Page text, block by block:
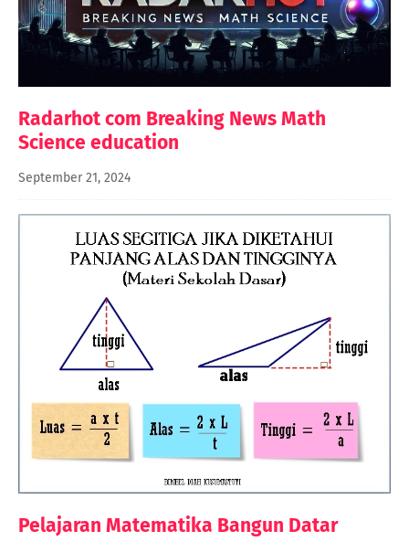
Radarhot com Breaking News Math
Science education
September 21, 2024
Pelajaran Matematika Bangun Datar